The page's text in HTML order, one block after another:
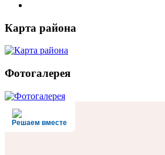
Карта района
Фотогалерея
Решаем вместе